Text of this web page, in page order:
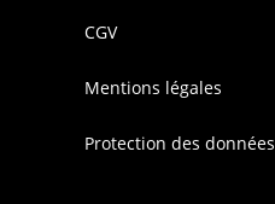
CGV
Mentions légales
Protection des données